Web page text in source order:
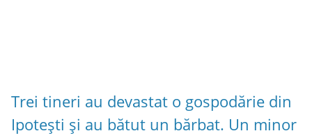
Trei tineri au devastat o gospodărie din
Ipotești și au bătut un bărbat. Un minor